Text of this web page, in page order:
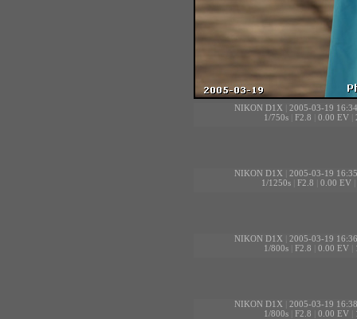
NIKON D1X
2005-03-19
1/750s| F2.8 0.00 EV|
NIKON D1X
2005-03-19
1/1250s| F2.8 0.00 EV|
NIKON D1X
2005-03-19
1/800s| F2.8 0.00 EV|
NIKON D1X
2005-03-19
1/800s| F2.8 0.00 EV|